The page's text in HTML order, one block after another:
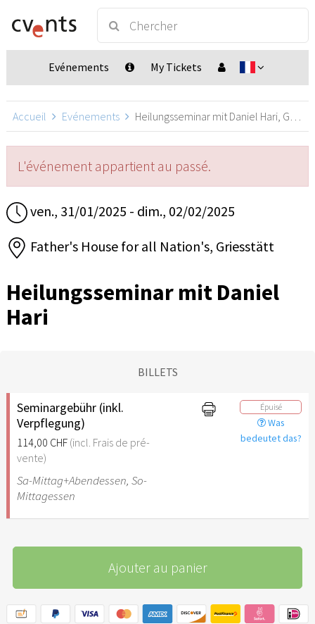
Evénements My Tickets
Accueil Evénements Heilungsseminar mit Daniel Hari, Griesstätt
L'événement appartient au passé.
ven., 31/01/2025 - dim., 02/02/2025
Father's House for all Nation's, Griesstätt
Heilungsseminar mit Daniel
Hari
BILLETS
Seminargebühr (inkl.
Verpflegung)
114,00 CHF (incl. Frais de pré-
vente)
Épuisé
Was
bedeutet das?
Sa-Mittag+Abendessen, So-
Mittagessen
Ajouter au panier